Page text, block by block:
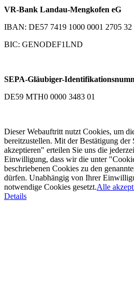
VR-Bank Landau-Mengkofen eG
IBAN: DE57 7419 1000 0001 2705 32
BIC: GENODEF1LND
SEPA-Gläubiger-
DE59 MTH0 0000 3483 01
Dieser Webauftritt nutzt Cookies, um
bereitzustellen. Mit der Bestätigung
akzeptieren" erteilen Sie uns die
Einwilligung, dass wir die unter
beschriebenen Cookies zu den
dürfen. Unabhängig von Ihrer
notwendige Cookies gesetzt.Alle
Details